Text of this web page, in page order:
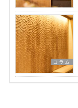
コラム